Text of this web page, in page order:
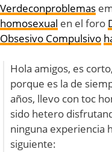
Verdeconproblemas
homosexual en el foro
Obsesivo Compulsivo
Hola amigos, es
porque es la de
años, llevo con toc
sido hetero
ninguna experiencia
siguiente: